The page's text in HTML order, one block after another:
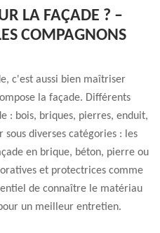
LA FAÇADE ? –
COMPAGNONS
c'est aussi bien maîtriser
la façade. Différents
: bois, briques, pierres, enduit,
diverses catégories : les
en brique, béton, pierre ou
et protectrices comme
de connaître le matériau
un meilleur entretien.